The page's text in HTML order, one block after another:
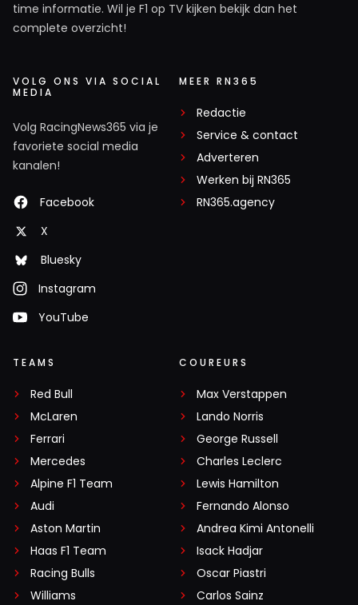
time informatie. Wil je F1 op TV kijken bekijk dan het
complete overzicht!
VOLG ONS VIA SOCIAL
MEDIA
Volg RacingNews365 via je
favoriete social media
kanalen!
Facebook
X
Bluesky
Instagram
YouTube
MEER RN365
Redactie
Service & contact
Adverteren
Werken bij RN365
RN365.agency
TEAMS
Red Bull
McLaren
Ferrari
Mercedes
Alpine F1 Team
Audi
Aston Martin
Haas F1 Team
Racing Bulls
Williams
COUREURS
Max Verstappen
Lando Norris
George Russell
Charles Leclerc
Lewis Hamilton
Fernando Alonso
Andrea Kimi Antonelli
Isack Hadjar
Oscar Piastri
Carlos Sainz